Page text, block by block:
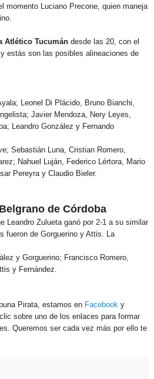
momento Luciano Precone, quien maneja
Atlético Tucumán desde las 20, con el
estás son las posibles alineaciones de
Leonel Di Plácido, Bruno Bianchi,
Javier Mendoza, Nery Leyes,
Leandro González y Fernando
Sebastián Luna, Cristian Romero,
Nahuel Luján, Federico Lértora, Mario
Pereyra y Claudio Bieler.
de Córdoba
Leandro Zulueta ganó por 2-1 a su similar
fueron de Gorguerino y Attis. La
y Gorguerino; Francisco Romero,
y Fernández.
Pirata, estamos en Facebook y
sobre uno de los enlaces para formar
Queremos ser cada vez más por ello te